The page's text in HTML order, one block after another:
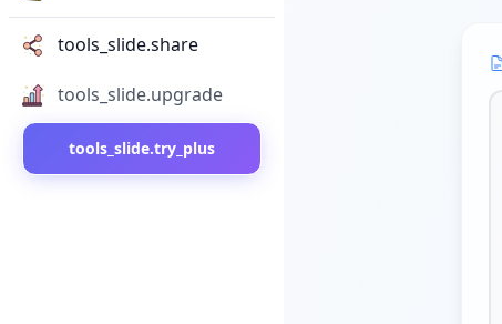
tools_slide.share
tools_slide.upgrade
tools_slide.try_plus